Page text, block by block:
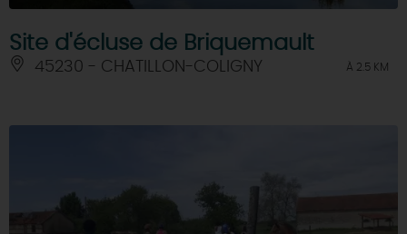
Site d'écluse de Briquemault
45230 - CHATILLON-COLIGNY À 2.5 KM